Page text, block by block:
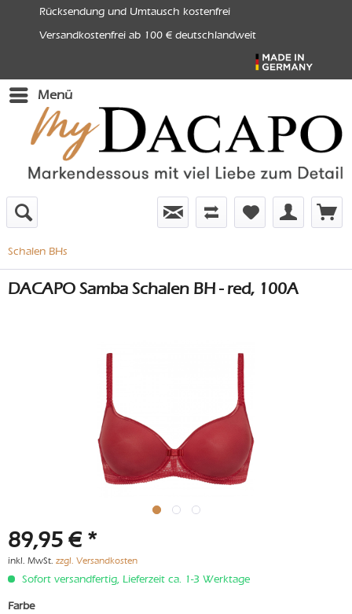
Rücksendung und Umtausch kostenfrei
Versandkostenfrei ab 100 € deutschlandweit
Menü
Schalen BHs
DACAPO Samba Schalen BH - red, 100A
89,95 € *
inkl. MwSt. zzgl. Versandkosten
Sofort versandfertig, Lieferzeit ca. 1-3 Werktage
Farbe